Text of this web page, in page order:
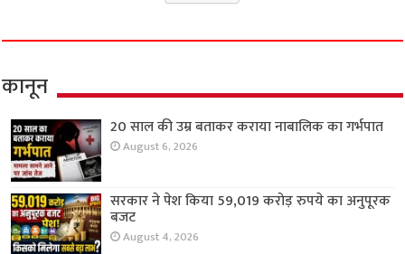
कानून
20 साल की उम्र बताकर कराया नाबालिक का गर्भपात
August 6, 2026
सरकार ने पेश किया 59,019 करोड़ रुपये का अनुपूरक
बजट
August 4, 2026